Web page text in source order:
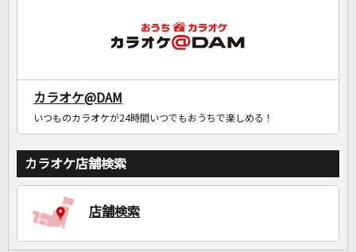
カラオケ@DAM
いつものカラオケが24時間いつでもおうちで楽しめる！
カラオケ店舗検索
店舗検索